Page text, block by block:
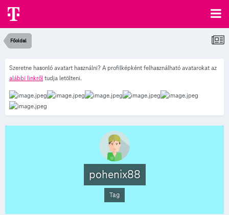
Főoldal
Szeretne hasonló avatart használni? A profilképként felhasználható avatarokat az
alábbi linkről tudja letölteni.
pohenix88
Tag